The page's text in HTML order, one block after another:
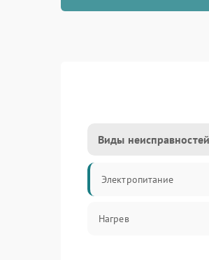
Виды неисправностей
Электропитание
Нагрев